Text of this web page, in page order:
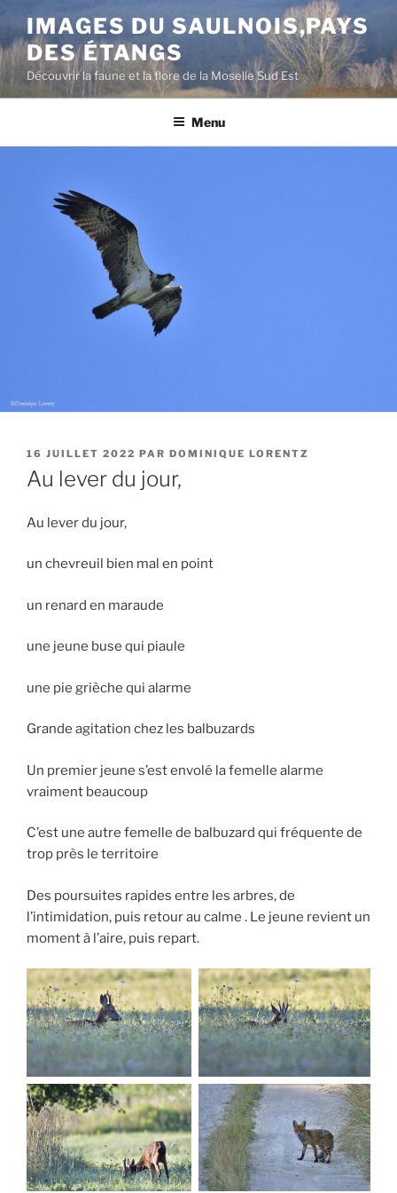
contenu
principal
IMAGES DU SAULNOIS,PAYS
DES ÉTANGS
Découvrir la faune et la flore de la Moselle Sud Est
Menu
PUBLIÉ
LE
16 JUILLET 2022 PAR DOMINIQUE LORENTZ
Au lever du jour,
Au lever du jour,
un chevreuil bien mal en point
un renard en maraude
une jeune buse qui piaule
une pie grièche qui alarme
Grande agitation chez les balbuzards
Un premier jeune s’est envolé la femelle alarme
vraiment beaucoup
C’est une autre femelle de balbuzard qui fréquente de
trop près le territoire
Des poursuites rapides entre les arbres, de
l’intimidation, puis retour au calme . Le jeune revient un
moment à l’aire, puis repart.